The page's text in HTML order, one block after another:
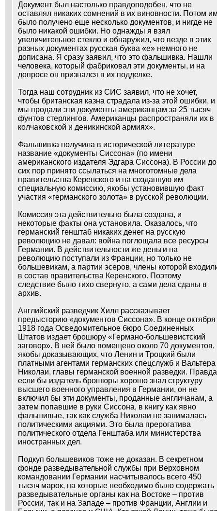
Документ был настолько правдоподобен, что не
оставлял никаких сомнений в их виновности. Потом
было получено еще несколько документов, и нигде не
было никакой ошибки. Но однажды я взял
увеличительное стекло и обнаружил, что везде в этих
разных документах русская буква «е» немного не
дописана. Я сразу заявил, что это фальшивка. Нашли
человека, который фабриковал эти документы, и на
допросе он признался в их подделке.
Тогда наш сотрудник из СИС заявил, что не хочет,
чтобы британская казна страдала из-за этой ошибки, и
мы продали эти документы американцам за 25 тысяч
фунтов стерлингов. Американцы распространяли их в
колчаковской и деникинской армиях».
Фальшивка получила в исторической литературе
название «документы Сиссона» (по имени
американского издателя Эдгара Сиссона). В России до
сих пор принято ссылаться на многотомные дела
правительства Керенского и на созданную им
специальную комиссию, якобы установившую факт
участия «германского золота» в русской революции.
Комиссия эта действительно была создана, и
некоторые факты она установила. Оказалось, что
германский генштаб никаких денег на русскую
революцию не давал: война поглощала все ресурсы
Германии. В действительности же деньги на
революцию поступали из Франции, но только не
большевикам, а партии эсеров, члены которой
в состав правительства Керенского. Поэтому
следствие было тихо свернуто, а сами дела сданы в
архив.
Английский разведчик Хилл рассказывает
предысторию «документов Сиссона». В конце октября
1918 года Осведомительное бюро Соединенных
Штатов издает брошюру «Германо-большевистский
заговор». В ней было помещено около 70 документов,
якобы доказывающих, что Ленин и Троцкий были
платными агентами германских спецслужб и Вальтера
Николаи, главы германской военной разведки.
если бы издатель брошюры хорошо знал структуру
высшего военного управления в Германии, он не
включил бы эти документы, проданные англичанам, а
затем попавшие в руки Сиссона, в книгу как явно
фальшивые, так как служба Николаи не занималась
политическими акциями. Это была прерогатива
политического отдела Генштаба или министерства
иностранных дел.
Подкуп большевиков тоже не доказан. В секретном
фонде разведывательной службы при Верховном
командовании Германии насчитывалось всего 450
тысяч марок, на которые необходимо было содержать
разведывательные органы как на Востоке – против
России, так и на Западе – против Франции, Англии и